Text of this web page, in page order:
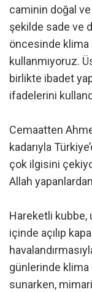
caminin doğal
şekilde sade ve
öncesinde klima
kullanmıyoruz.
birlikte ibadet
ifadelerini
Cemaatten
kadarıyla
çok ilgisini
Allah
Hareketli kubbe,
içinde açılıp
günlerinde klima
sunarken,